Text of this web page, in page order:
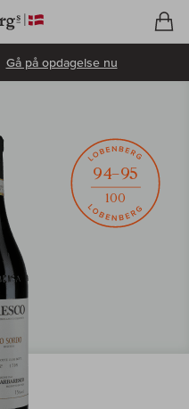
Gå på opdagelse nu
94–95
100